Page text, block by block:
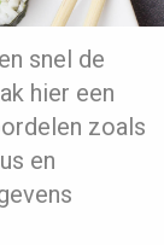
snel de
hier een
zoals
en